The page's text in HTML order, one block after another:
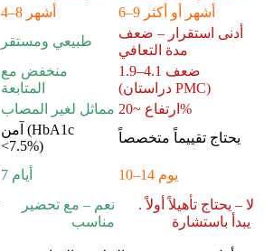
4–8 أشهر
6–9 أشهر أو أكثر
طبيعي ومستقر
أدنى استقرار – ضعف
مدة التعافي
منخفض مع
المتابعة
1.9–4.1 ضعف
(دراستان PMC)
مماثل لغير المصاب
ارتفاع ~20%
آمن (HbA1c
<7.5%)
يحتاج تقييماً متخصصاً
7 أيام
10–14 يوم
نعم – مع تحضير
مناسب
لا – يحتاج تأهيلاً أولاً .